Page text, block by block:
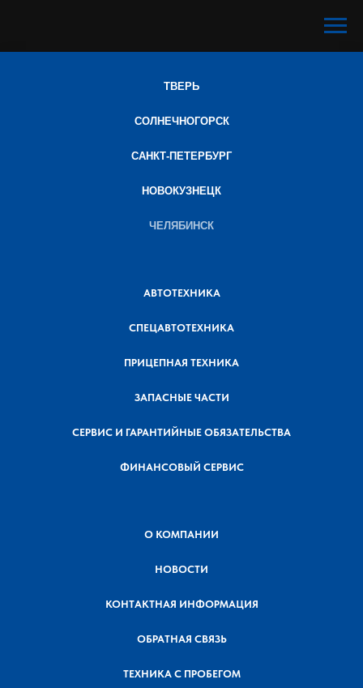
ТВЕРЬ
СОЛНЕЧНОГОРСК
САНКТ-ПЕТЕРБУРГ
НОВОКУЗНЕЦК
ЧЕЛЯБИНСК
АВТОТЕХНИКА
СПЕЦАВТОТЕХНИКА
ПРИЦЕПНАЯ ТЕХНИКА
ЗАПАСНЫЕ ЧАСТИ
СЕРВИС И ГАРАНТИЙНЫЕ ОБЯЗАТЕЛЬСТВА
ФИНАНСОВЫЙ СЕРВИС
О КОМПАНИИ
НОВОСТИ
КОНТАКТНАЯ ИНФОРМАЦИЯ
ОБРАТНАЯ СВЯЗЬ
ТЕХНИКА С ПРОБЕГОМ